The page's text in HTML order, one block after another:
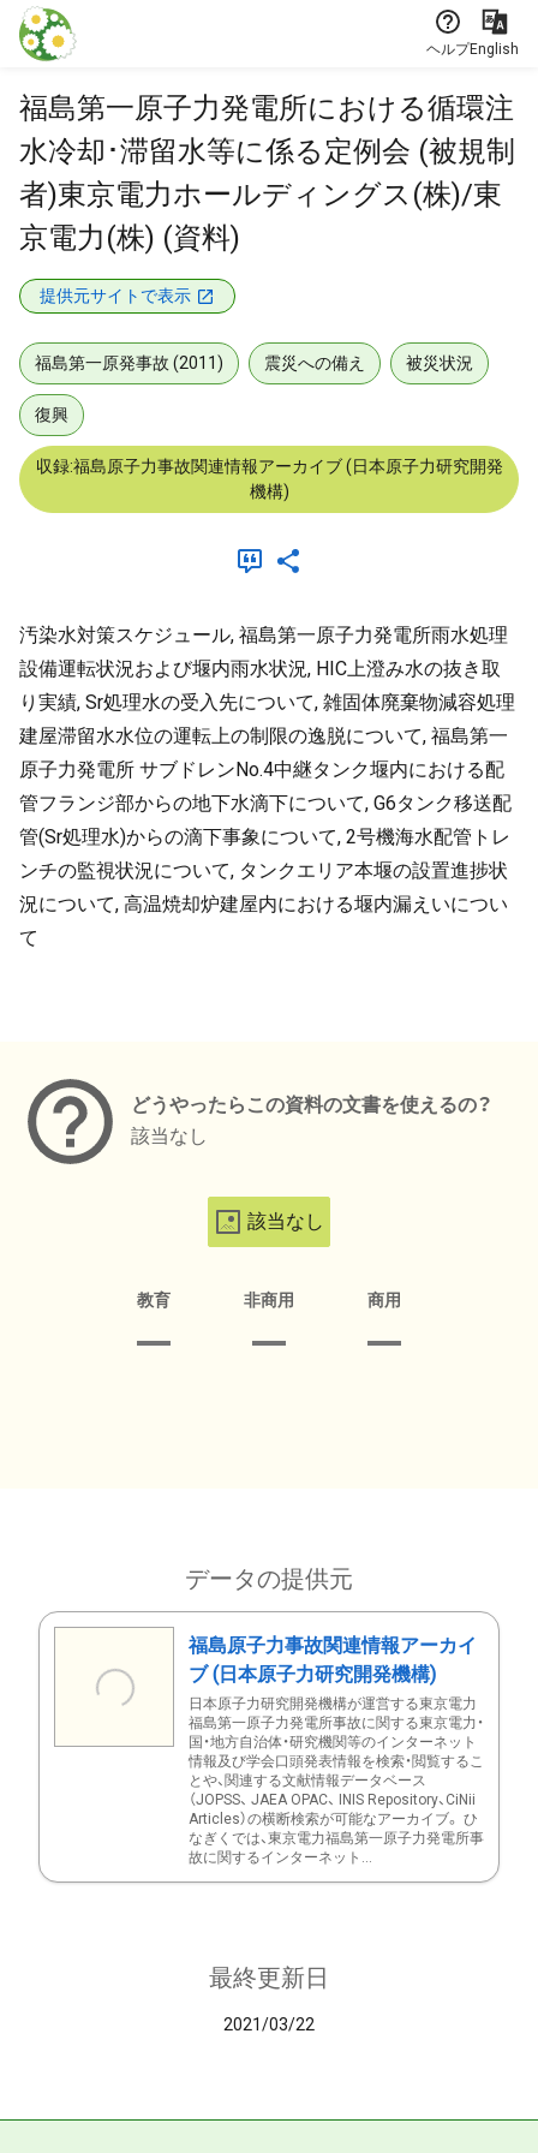
本文に飛ぶ
ヘルプEnglish
福島第一原子力発電所における循環注
水冷却･滞留水等に係る定例会 (被規制
者)東京電力ホールディングス(株)/東
京電力(株) (資料)
提供元サイトで表示
福島第一原発事故 (2011) 震災への備え 被災状況
復興
収録:福島原子力事故関連情報アーカイブ (日本原子力研究開発
機構)
汚染水対策スケジュール, 福島第一原子力発電所雨水処理
設備運転状況および堰内雨水状況, HIC上澄み水の抜き取
り実績, Sr処理水の受入先について, 雑固体廃棄物減容処理
建屋滞留水水位の運転上の制限の逸脱について, 福島第一
原子力発電所 サブドレンNo.4中継タンク堰内における配
管フランジ部からの地下水滴下について, G6タンク移送配
管(Sr処理水)からの滴下事象について, 2号機海水配管トレ
ンチの監視状況について, タンクエリア本堰の設置進捗状
況について, 高温焼却炉建屋内における堰内漏えいについ
て
どうやったらこの資料の文書を使えるの？
該当なし
該当なし
教育 非商用 商用
データの提供元
福島原子力事故関連情報アーカイ
ブ (日本原子力研究開発機構)
日本原子力研究開発機構が運営する東京電力
福島第一原子力発電所事故に関する東京電力・
国・地方自治体・研究機関等のインターネット
情報及び学会口頭発表情報を検索・閲覧するこ
とや、関連する文献情報データベース
（JOPSS、 JAEA OPAC、 INIS Repository、CiNii
Articles）の横断検索が可能なアーカイブ。 ひ
なぎくでは、東京電力福島第一原子力発電所事
故に関するインターネット...
最終更新日
2021/03/22